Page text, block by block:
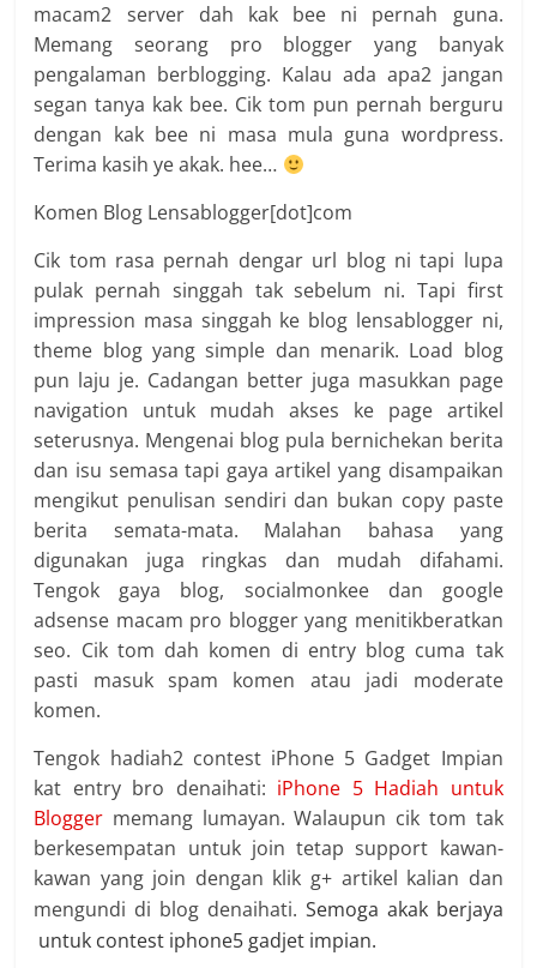
macam2 server dah kak bee ni pernah guna.
Memang seorang pro blogger yang banyak
pengalaman berblogging. Kalau ada apa2 jangan
segan tanya kak bee. Cik tom pun pernah berguru
dengan kak bee ni masa mula guna wordpress.
Terima kasih ye akak. hee…
Komen Blog Lensablogger[dot]com
Cik tom rasa pernah dengar url blog ni tapi lupa
pulak pernah singgah tak sebelum ni. Tapi first
impression masa singgah ke blog lensablogger ni,
theme blog yang simple dan menarik. Load blog
pun laju je. Cadangan better juga masukkan page
navigation untuk mudah akses ke page artikel
seterusnya. Mengenai blog pula bernichekan berita
dan isu semasa tapi gaya artikel yang disampaikan
mengikut penulisan sendiri dan bukan copy paste
berita semata-mata. Malahan bahasa yang
digunakan juga ringkas dan mudah difahami.
Tengok gaya blog, socialmonkee dan google
adsense macam pro blogger yang menitikberatkan
seo. Cik tom dah komen di entry blog cuma tak
pasti masuk spam komen atau jadi moderate
komen.
Tengok hadiah2 contest iPhone 5 Gadget Impian
kat entry bro denaihati: iPhone 5 Hadiah untuk
Blogger memang lumayan. Walaupun cik tom tak
berkesempatan untuk join tetap support kawan-
kawan yang join dengan klik g+ artikel kalian dan
mengundi di blog denaihati. Semoga akak berjaya
untuk contest iphone5 gadjet impian.